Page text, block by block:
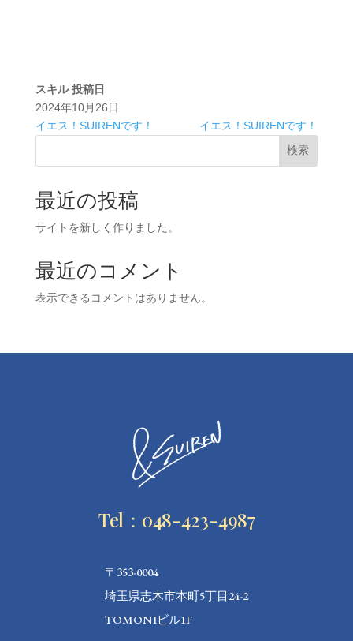
スキル 投稿日
2024年10月26日
イエス！SUIRENです！
イエス！SUIRENです！
検索
最近の投稿
サイトを新しく作りました。
最近のコメント
表示できるコメントはありません。
Tel：048-423-4987
〒353-0004
埼玉県志木市本町5丁目24-2
TOMONIビル1F